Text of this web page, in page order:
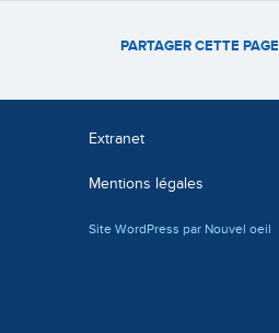
PARTAGER CETTE PAGE
Extranet
Mentions légales
Site WordPress par Nouvel oeil